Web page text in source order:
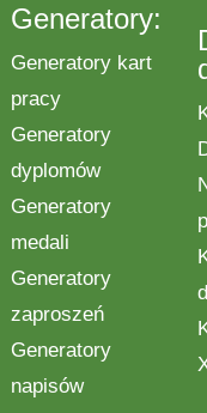
Generatory:
Generatory kart
pracy
Generatory
dyplomów
Generatory
medali
Generatory
zaproszeń
Generatory
napisów